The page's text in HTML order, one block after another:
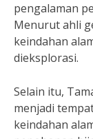
pengalaman
Menurut ahli
keindahan
dieksplorasi.
Selain itu,
menjadi
keindahan